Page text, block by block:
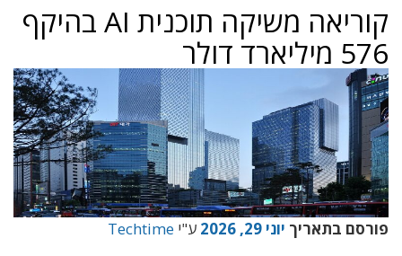
קוריאה משיקה תוכנית AI בהיקף
576 מיליארד דולר
פורסם בתאריך יוני 29, 2026 ע"י Techtime